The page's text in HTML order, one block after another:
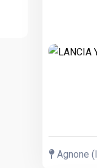
Agnone